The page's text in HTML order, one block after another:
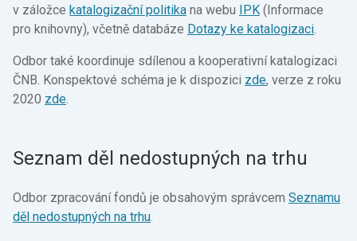
v záložce katalogizační politika na webu IPK (Informace
pro knihovny), včetně databáze Dotazy ke katalogizaci.
Odbor také koordinuje sdílenou a kooperativní katalogizaci
ČNB. Konspektové schéma je k dispozici zde, verze z roku
2020 zde.
Seznam děl nedostupných na trhu
Odbor zpracování fondů je obsahovým správcem Seznamu
děl nedostupných na trhu.